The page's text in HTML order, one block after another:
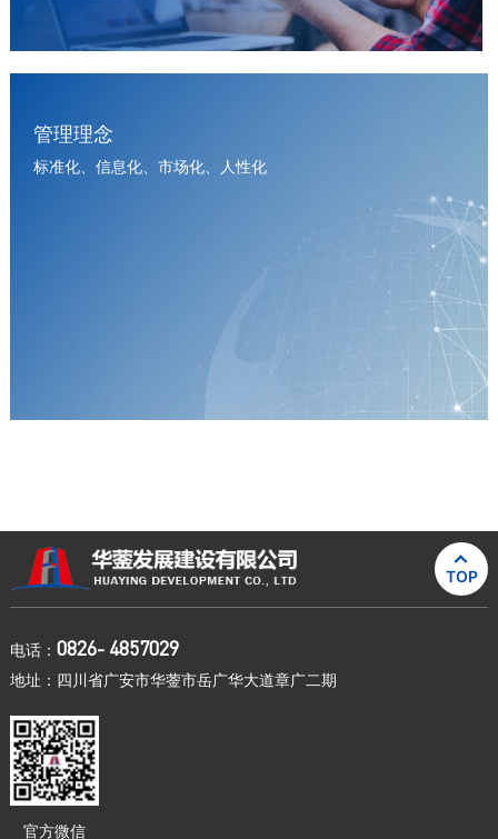
管理理念
标准化、信息化、市场化、人性化

TOP
电话： 0826- 4857029
地址：四川省广安市华蓥市岳广华大道章广二期
官方微信